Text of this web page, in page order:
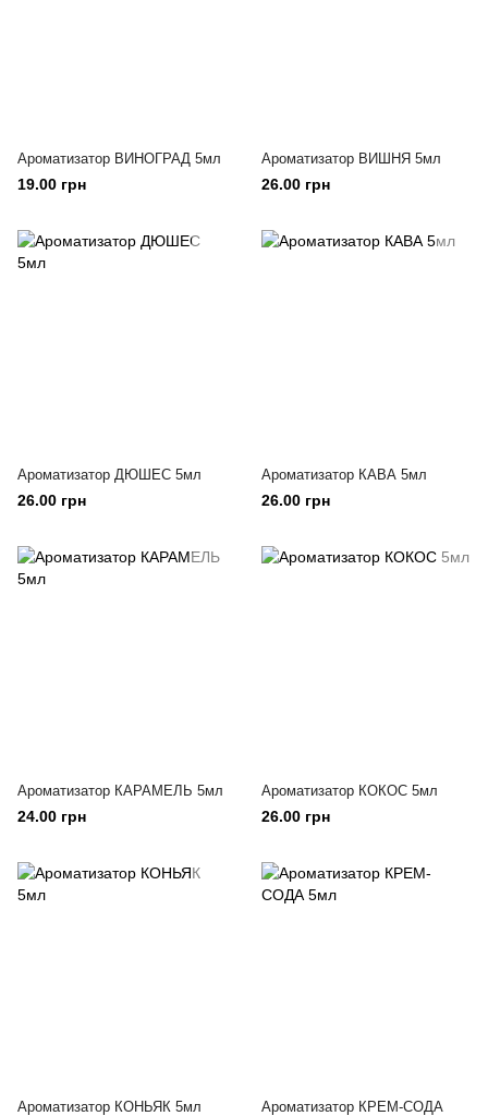
Ароматизатор ВИНОГРАД 5мл
19.00 грн
Ароматизатор ВИШНЯ 5мл
26.00 грн
Ароматизатор ДЮШЕС 5мл
26.00 грн
Ароматизатор КАВА 5мл
26.00 грн
Ароматизатор КАРАМЕЛЬ 5мл
24.00 грн
Ароматизатор КОКОС 5мл
26.00 грн
Ароматизатор КОНЬЯК 5мл
Ароматизатор КРЕМ-СОДА